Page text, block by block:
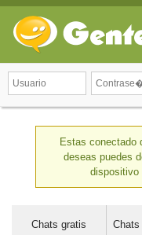
Estas
deseas puedes
Chats gratis Chats